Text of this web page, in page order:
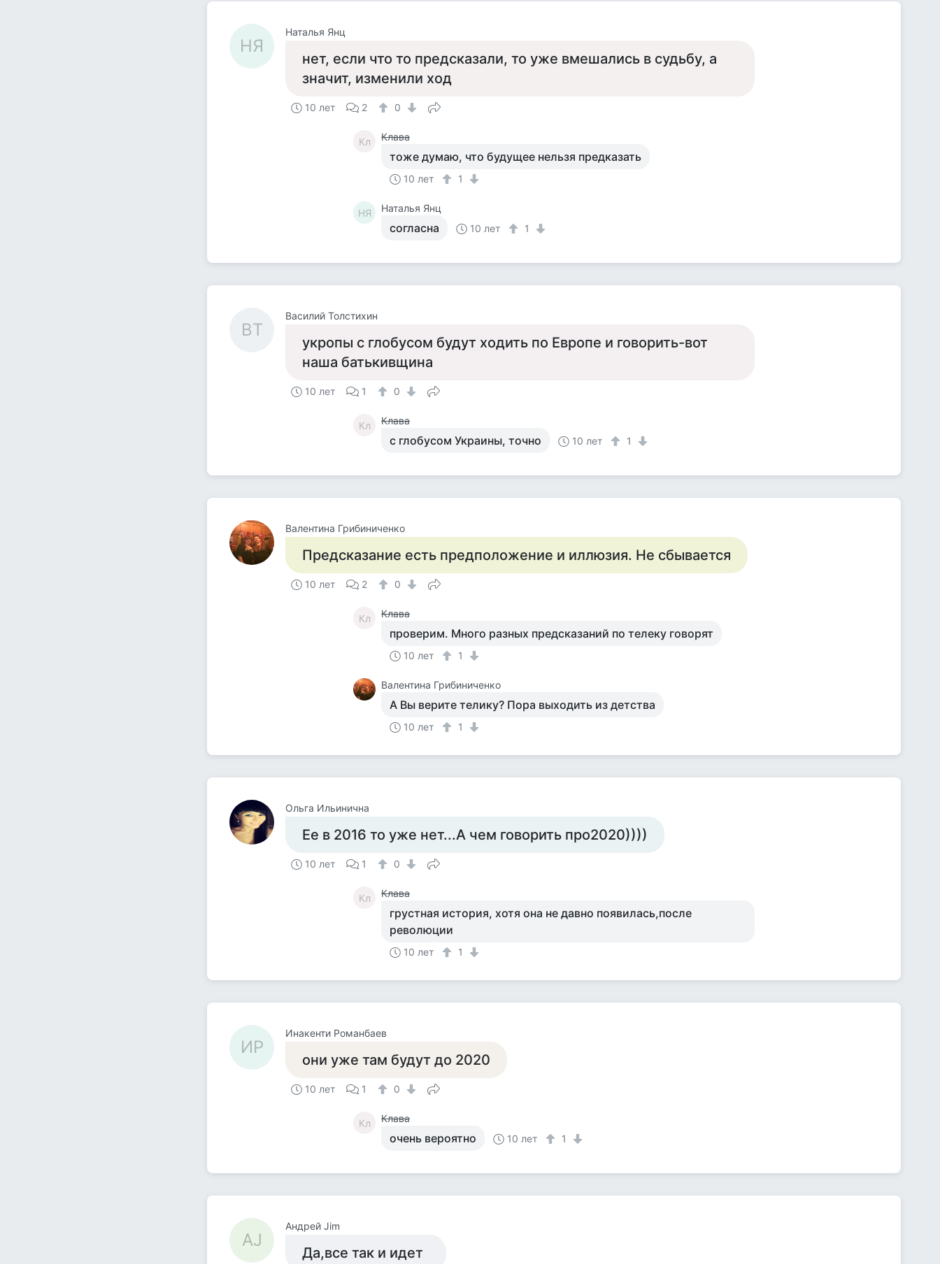
НЯ
Наталья Янц
нет, если что то предсказали, то уже вмешались в судьбу, а
значит, изменили ход
10 лет 2 0
Кл Клава
тоже думаю, что будущее нельзя предказать
10 лет 1
НЯ Наталья Янц
согласна 10 лет 1
ВТ
Василий Толстихин
укропы с глобусом будут ходить по Европе и говорить-вот
наша батькивщина
10 лет 1 0
Кл Клава
с глобусом Украины, точно 10 лет 1
Валентина Грибиниченко
Предсказание есть предположение и иллюзия. Не сбывается
10 лет 2 0
Кл Клава
проверим. Много разных предсказаний по телеку говорят
10 лет 1
Валентина Грибиниченко
А Вы верите телику? Пора выходить из детства
10 лет 1
Ольга Ильинична
Ее в 2016 то уже нет...А чем говорить про2020))))
10 лет 1 0
Кл Клава
грустная история, хотя она не давно появилась,после
революции
10 лет 1
ИР
Инакенти Романбаев
они уже там будут до 2020
10 лет 1 0
Кл Клава
очень вероятно 10 лет 1
АJ
Андрей Jim
Да,все так и идет